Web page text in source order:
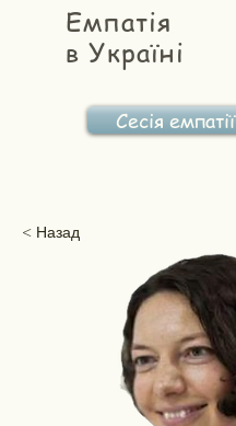
Емпатія
в Україні
Сесія емпатії
< Назад